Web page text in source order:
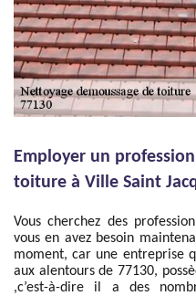
Employer un
toiture à Ville Saint
Vous cherchez des
vous en avez besoin
moment, car une entreprise
aux alentours de 77130,
,c’est-à-dire il a des